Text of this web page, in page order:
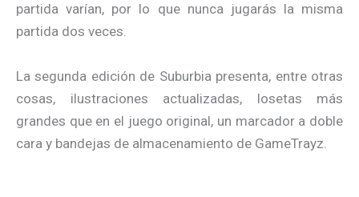
partida varían, por lo que nunca jugarás la misma
partida dos veces.
La segunda edición de Suburbia presenta, entre otras
cosas, ilustraciones actualizadas, losetas más
grandes que en el juego original, un marcador a doble
cara y bandejas de almacenamiento de GameTrayz.